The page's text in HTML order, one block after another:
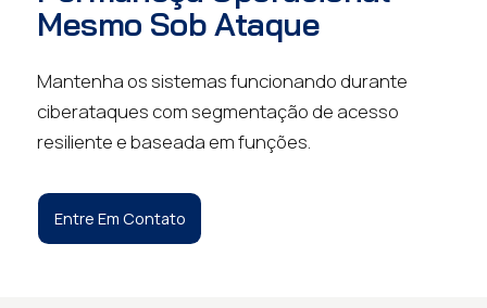
Mesmo Sob Ataque
Mantenha os sistemas funcionando durante
ciberataques com segmentação de acesso
resiliente e baseada em funções.
Entre Em Contato